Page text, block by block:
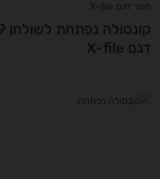
מטר דגם X-file
קונסולה נפתחת לשולחן 2.9 מטר
דגם X-file